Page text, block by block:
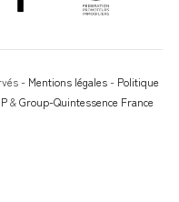
- Mentions légales- Politique
&Group-Quintessence France